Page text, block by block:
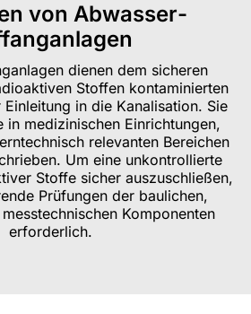
von Abwasser­
dienen dem sicheren
Stoffen kontaminierten
in die Kanalisation. Sie
in medizinischen Einrichtungen,
relevanten Bereichen
Um eine unkontrollierte
Stoffe sicher auszuschließen,
Prüfungen der baulichen,
Komponenten
erforderlich.